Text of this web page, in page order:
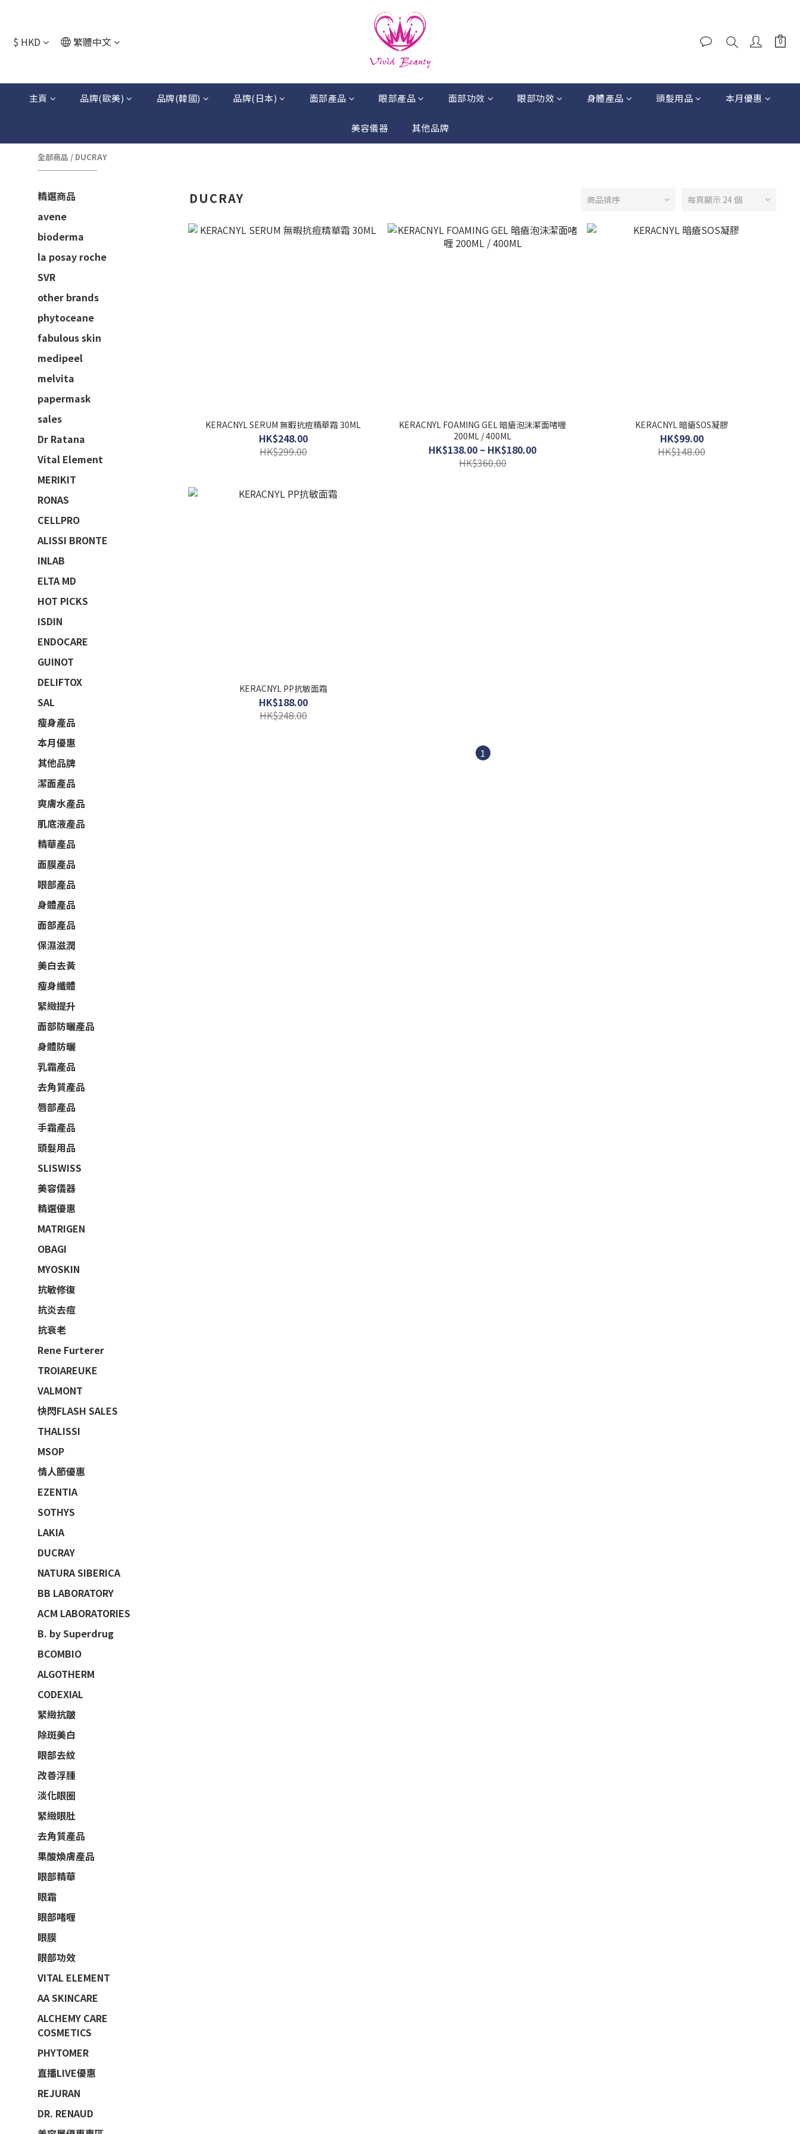
$ HKD 繁體中文
主頁 品牌(歐美) 品牌(韓國) 品牌(日本) 面部產品 眼部產品 面部功效 眼部功效 身體產品 頭髮用品 本月優惠
美容儀器 其他品牌
全部商品 / DUCRAY
精選商品
avene
bioderma
la posay roche
SVR
other brands
phytoceane
fabulous skin
medipeel
melvita
papermask
sales
Dr Ratana
Vital Element
MERIKIT
RONAS
CELLPRO
ALISSI BRONTE
INLAB
ELTA MD
HOT PICKS
ISDIN
ENDOCARE
GUINOT
DELIFTOX
SAL
瘦身產品
本月優惠
其他品牌
潔面產品
爽膚水產品
肌底液產品
精華產品
面膜產品
眼部產品
身體產品
面部產品
保濕滋潤
美白去黃
瘦身纖體
緊緻提升
面部防曬產品
身體防曬
乳霜產品
去角質產品
唇部產品
手霜產品
頭髮用品
SLISWISS
美容儀器
精選優惠
MATRIGEN
OBAGI
MYOSKIN
抗敏修復
抗炎去痘
抗衰老
Rene Furterer
TROIAREUKE
VALMONT
快閃FLASH SALES
THALISSI
MSOP
情人節優惠
EZENTIA
SOTHYS
LAKIA
DUCRAY
NATURA SIBERICA
BB LABORATORY
ACM LABORATORIES
B. by Superdrug
BCOMBIO
ALGOTHERM
CODEXIAL
緊緻抗皺
除斑美白
眼部去紋
改善浮腫
淡化眼圈
緊緻眼肚
去角質產品
果酸煥膚產品
眼部精華
眼霜
眼部啫喱
眼膜
眼部功效
VITAL ELEMENT
AA SKINCARE
ALCHEMY CARE
COSMETICS
PHYTOMER
直播LIVE優惠
REJURAN
DR. RENAUD
DUCRAY 商品排序 每頁顯示 24 個
KERACNYL SERUM 無暇抗痘精華霜 30ML
HK$248.00
HK$299.00
KERACNYL FOAMING GEL 暗瘡泡沫潔面啫喱
200ML / 400ML
HK$138.00 ~ HK$180.00
HK$360.00
KERACNYL 暗瘡SOS凝膠
HK$99.00
HK$148.00
KERACNYL PP抗敏面霜
HK$188.00
HK$248.00
1